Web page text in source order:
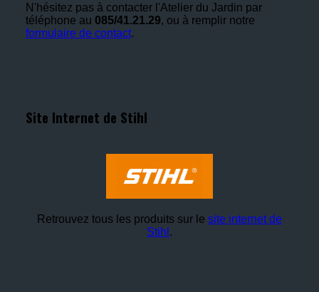
N'hésitez pas à contacter l'Atelier du Jardin par
téléphone au 085/41.21.29, ou à remplir notre
formulaire de contact.
Site Internet de Stihl
Retrouvez tous les produits sur le site internet de
Stihl .